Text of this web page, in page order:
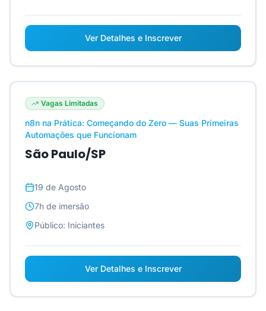
Ver Detalhes e Inscrever
Vagas Limitadas
n8n na Prática: Começando do Zero — Suas Primeiras
Automações que Funcionam
São Paulo/SP
19 de Agosto
7h de imersão
Público: Iniciantes
Ver Detalhes e Inscrever